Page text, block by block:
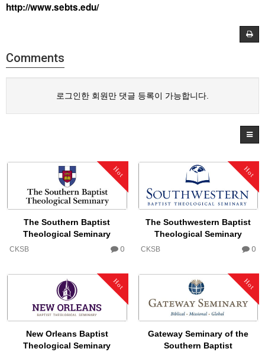
http://www.sebts.edu/
Comments
로그인한 회원만 댓글 등록이 가능합니다.
Hot
The Southern Baptist
Theological Seminary
CKSB 0
Hot
The Southwestern Baptist
Theological Seminary
CKSB 0
Hot
New Orleans Baptist
Theological Seminary
Hot
Gateway Seminary of the
Southern Baptist